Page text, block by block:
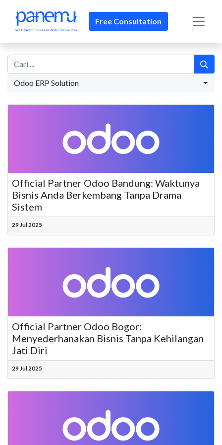
Free Consultation
Odoo ERP Solution
Official Partner Odoo Bandung: Waktunya
Bisnis Anda Berkembang Tanpa Drama
Sistem
29 Jul 2025
Official Partner Odoo Bogor:
Menyederhanakan Bisnis Tanpa Kehilangan
Jati Diri
29 Jul 2025